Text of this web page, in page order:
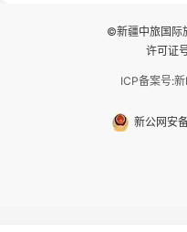
©新疆中旅国际
许可证
ICP备案号:
新公网安